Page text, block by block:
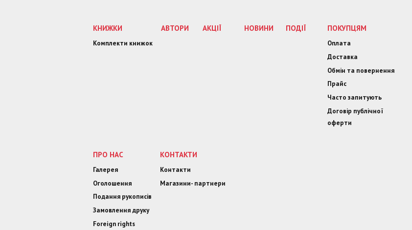
КНИЖКИ
Комплекти книжок
АВТОРИ АКЦІЇ НОВИНИ ПОДІЇ ПОКУПЦЯМ
Оплата
Доставка
Обмін та повернення
Прайс
Часто запитують
Договір публічної
оферти
ПРО НАС
Галерея
Оголошення
Подання рукописів
Замовлення друку
Foreign rights
КОНТАКТИ
Контакти
Магазини- партнери